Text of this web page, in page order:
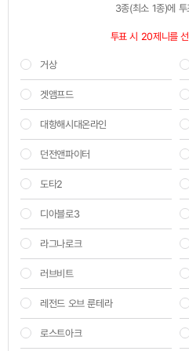
3종(최소 1종)에 투
투표 시 20제니를
거상
겟앰프드
대항해시대온라인
던전앤파이터
도타2
디아블로3
라그나로크
러브비트
레전드 오브 룬테라
로스트아크